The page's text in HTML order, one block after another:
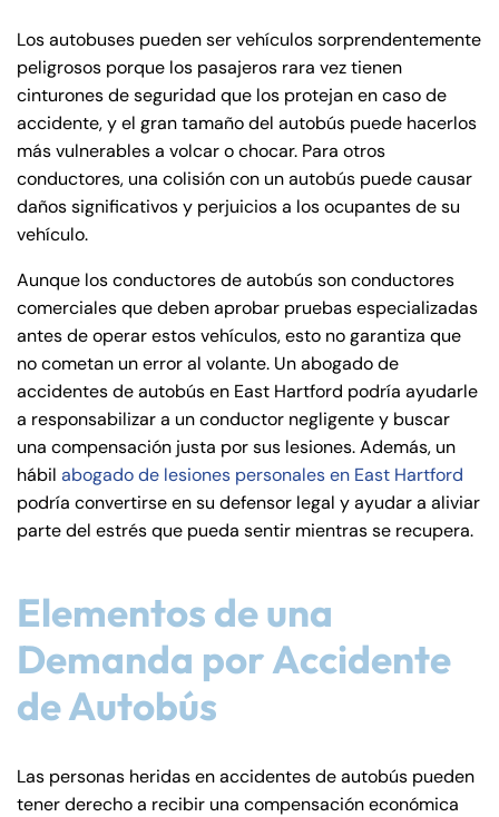
de
Pe
rs
on
al
Inj
ur
y
C
t
Los autobuses pueden ser vehículos sorprendentemente
peligrosos porque los pasajeros rara vez tienen
cinturones de seguridad que los protejan en caso de
accidente, y el gran tamaño del autobús puede hacerlos
más vulnerables a volcar o chocar. Para otros
conductores, una colisión con un autobús puede causar
daños significativos y perjuicios a los ocupantes de su
vehículo.
Aunque los conductores de autobús son conductores
comerciales que deben aprobar pruebas especializadas
antes de operar estos vehículos, esto no garantiza que
no cometan un error al volante. Un abogado de
accidentes de autobús en East Hartford podría ayudarle
a responsabilizar a un conductor negligente y buscar
una compensación justa por sus lesiones. Además, un
hábil abogado de lesiones personales en East Hartford
podría convertirse en su defensor legal y ayudar a aliviar
parte del estrés que pueda sentir mientras se recupera.
Elementos de una
Demanda por Accidente
de Autobús
Las personas heridas en accidentes de autobús pueden
tener derecho a recibir una compensación económica